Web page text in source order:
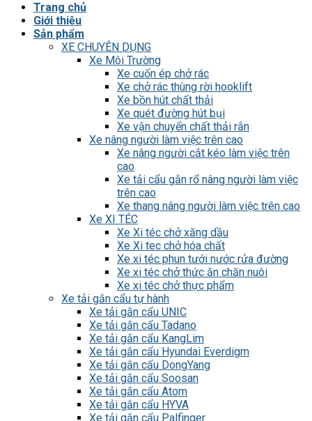
Trang chủ
Giới thiệu
Sản phẩm
XE CHUYÊN DỤNG
Xe Môi Trường
Xe cuốn ép chở rác
Xe chở rác thùng rời hooklift
Xe bồn hút chất thải
Xe quét đường hút bụi
Xe vận chuyển chất thải rắn
Xe nâng người làm việc trên cao
Xe nâng người cắt kéo làm việc trên
cao
Xe tải cẩu gắn rổ nâng người làm việc
trên cao
Xe thang nâng người làm việc trên cao
Xe XI TÉC
Xe Xi téc chở xăng dầu
Xe Xi tec chở hóa chất
Xe xi téc phun tưới nước rửa đường
Xe xi téc chở thức ăn chăn nuôi
Xe xi téc chở thực phẩm
Xe tải gắn cẩu tự hành
Xe tải gắn cẩu UNIC
Xe tải gắn cẩu Tadano
Xe tải gắn cẩu KangLim
Xe tải gắn cẩu Hyundai Everdigm
Xe tải gắn cẩu DongYang
Xe tải gắn cẩu Soosan
Xe tải gắn cẩu Atom
Xe tải gắn cẩu HYVA
Xe tải gắn cẩu Palfinger